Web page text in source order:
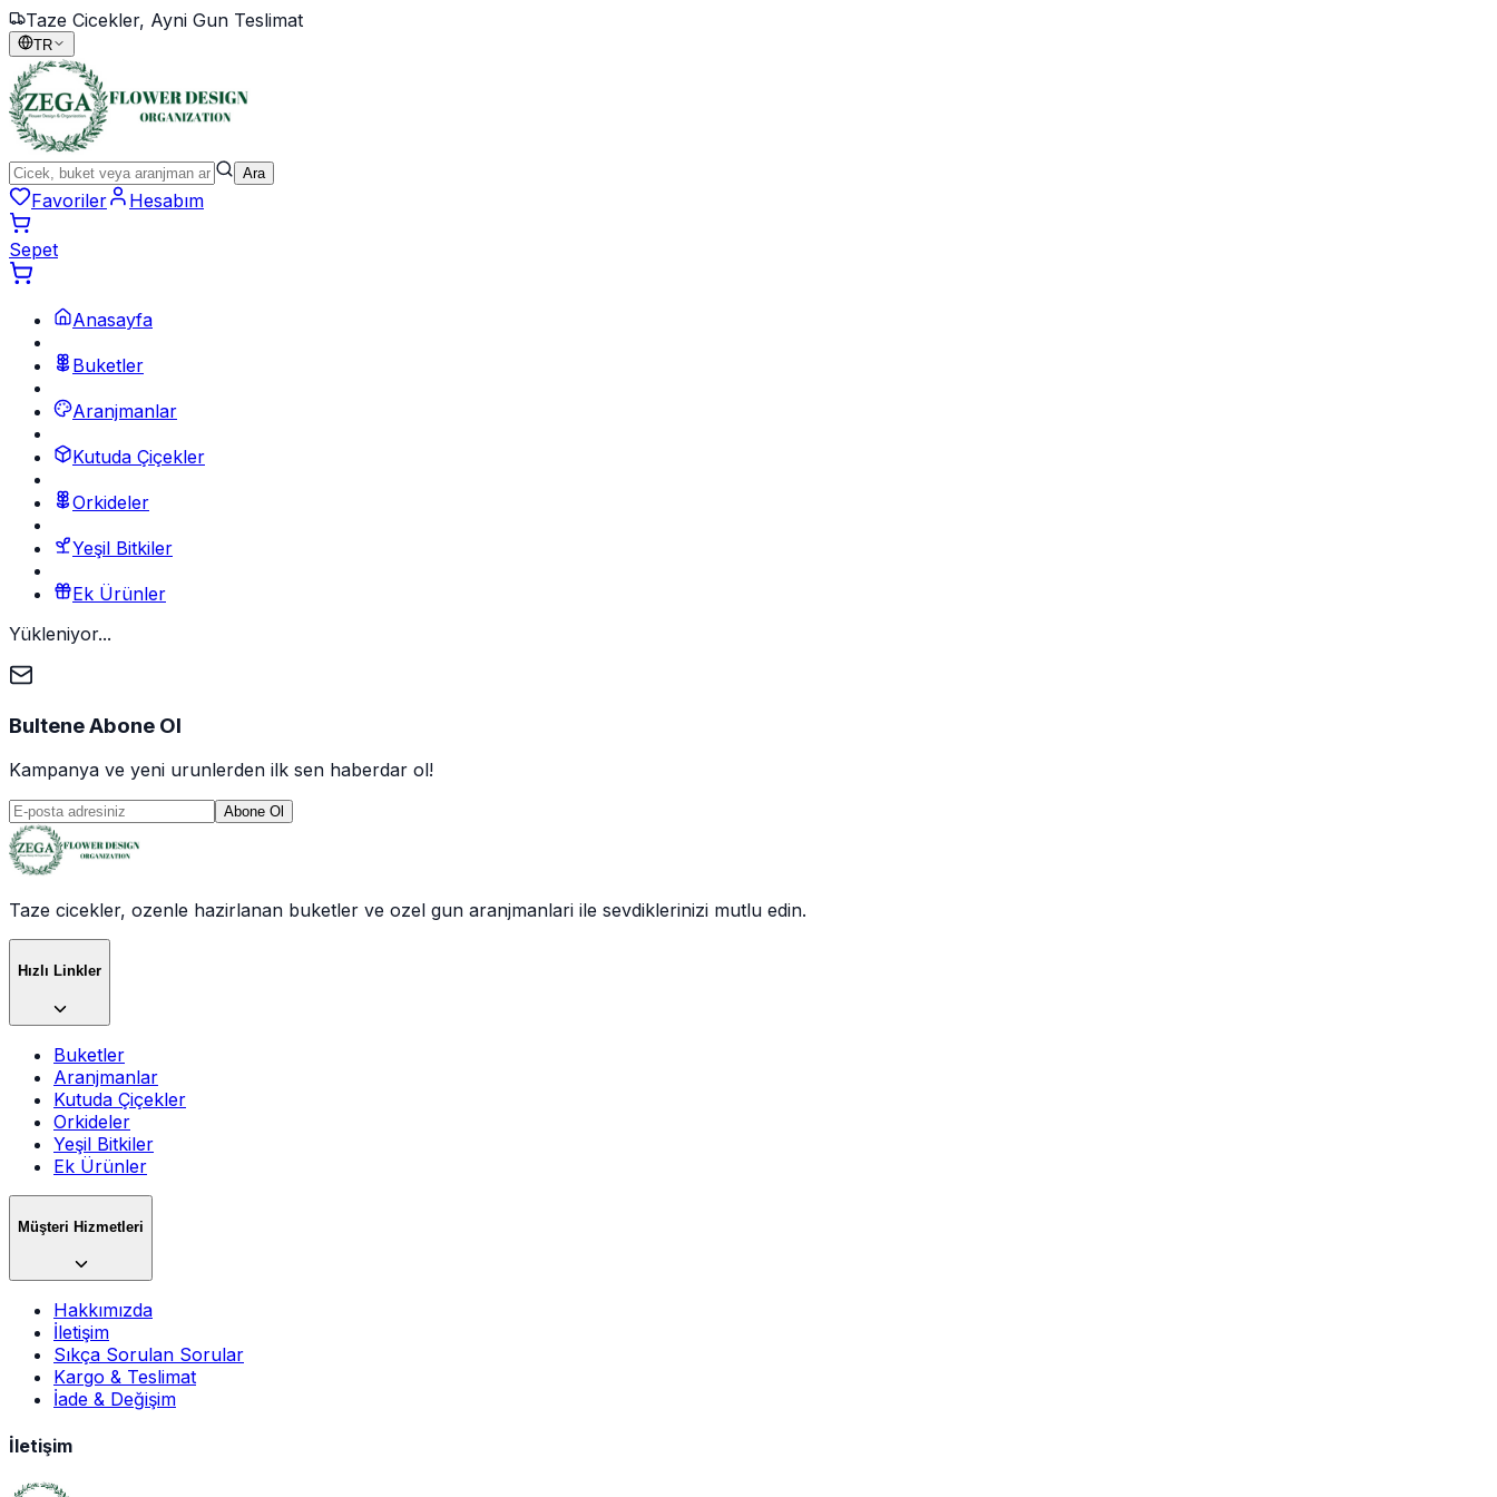
Taze Cicekler, Ayni Gun Teslimat
TR
Ara
Favoriler Hesabım
Sepet
Anasayfa
Buketler
Aranjmanlar
Kutuda Çiçekler
Orkideler
Yeşil Bitkiler
Ek Ürünler
Yükleniyor...
Bultene Abone Ol
Kampanya ve yeni urunlerden ilk sen haberdar ol!
Abone Ol
Taze cicekler, ozenle hazirlanan buketler ve ozel gun aranjmanlari ile sevdiklerinizi mutlu edin.
Hızlı Linkler
Buketler
Aranjmanlar
Kutuda Çiçekler
Orkideler
Yeşil Bitkiler
Ek Ürünler
Müşteri Hizmetleri
Hakkımızda
İletişim
Sıkça Sorulan Sorular
Kargo & Teslimat
İade & Değişim
İletişim